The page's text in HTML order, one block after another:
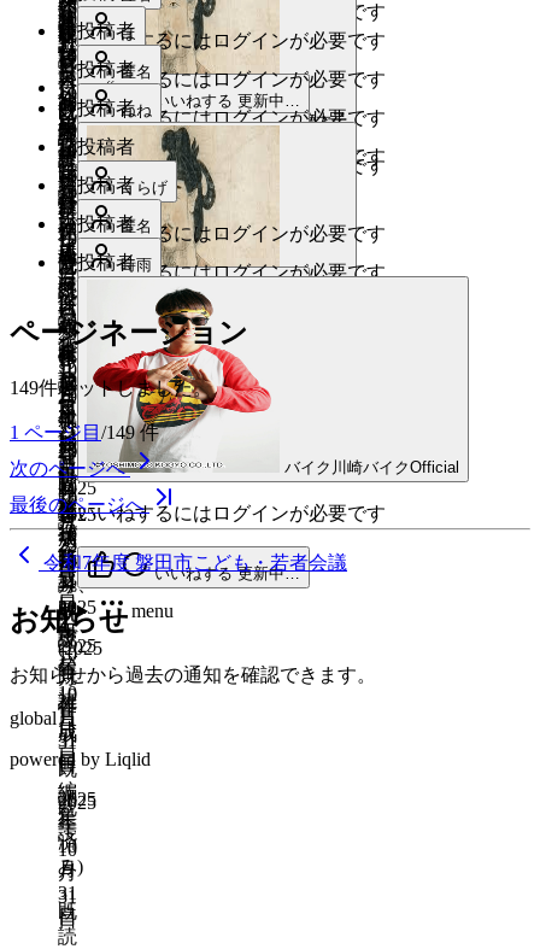
年
11
月
19
日
既
読
既
読
10
月
31
日
既
読
2025
年
10
月
31
日
既
読
既
読
読
月
31
日
既
読
え
び
い
も
ジ
ュ
ビ
ロ
ブ
ル
ー
レ
ヴ
ズ
ヤ
マ
ハ
発
動
機
作
成
日
2025
年
10
月
31
日
既
読
月
31
日
既
読
いいねするにはログインが必要です
いいねする 更新中…
menu
見
付
天
神
矢
奈
比
賣
神
社、
海
老
芋、
し
ら
す、
ジ
ュ
ビ
ロ、
裸
祭
り、
ヤ
マ
ハ
作
成
日
2025
年
10
月
31
日
作
成
日
2025
年
10
月
31
日
既
読
menu
ロ
ン
作
成
日
2025
年
10
月
31
日
既
読
いいねする
menu
作
成
日
2025
年
10
月
31
日
既
読
聖徳太子
いいねするにはログインが必要です
いいねする 更新中…
menu
ぺ
い
お
茶
ス
ポ
ー
ツ
観
光
地
作
成
日
2025
年
10
月
31
日
既
読
いいねするにはログインが必要です
いいねする 更新中…
menu
茶・
し
っ
ぺ
い・
裸
祭
り
作
成
日
2025
年
10
月
31
日
既
読
ほ
いいねするにはログインが必要です
いいねする
menu
し
っ
ぺ
い
お
茶
え
び
い
も
メ
ロ
ン
お
ち
ゃ
ジ
ュ
ビ
ロ
ブ
ル
ー
レ
ヴ
ズ
作
成
日
2025
年
10
月
31
日
投稿者
匿名
いいねするにはログインが必要です
いいねする
menu
“
ジ
ュ
ビ
ロ
磐
田
ジ
ュ
ビ
ロ
磐
田
作
成
日
2025
年
10
月
31
日
既
読
投稿者
ねね
いいねするにはログインが必要です
いいねする
menu
ジ
ュ
ビ
ロ
作
成
日
2025
年
10
月
31
日
既
読
投稿者
いいねするにはログインが必要です
いいねする 更新中…
menu
し
っ
ぺ
い
メ
ロ
ン
お
茶
作
成
日
2025
年
10
月
31
日
(2025
年
10
月
31
日
編
集
済
み)
既
読
投稿者
くらげ
いいねするにはログインが必要です
いいねする
menu
お
茶
し
っ
ぺ
い
作
成
日
2025
年
10
月
23
日
既
読
投稿者
匿名
いいねするにはログインが必要です
いいねする 更新中…
menu
ス
ポ
ー
ツ
の
ま
ち
作
成
日
2025
年
10
月
22
日
既
読
投稿者
時雨
いいねするにはログインが必要です
いいねする 更新中…
menu
ヤ
マ
ハ
作
成
日
2025
年
10
月
22
日
既
読
投稿者
バイク川崎バイクOfficial
いいねするにはログインが必要です
いいねする 更新中…
menu
ページネーション
149件ヒットしました。
1 ページ目 /149件
次のページへ
最後のページへ
令和7年度 磐田市こども・若者会議
お知らせ
お知らせから過去の通知を確認できます。
global
powered by Liqlid